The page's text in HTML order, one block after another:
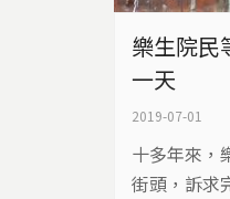
樂生院民
一天
2019-07-01
十多年來，
街頭，訴求